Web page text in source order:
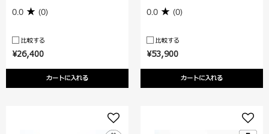
¥26,400
カートに入れる
0.0 (0)
比較する
¥53,900
カートに入れる
0.0 (0)
比較する